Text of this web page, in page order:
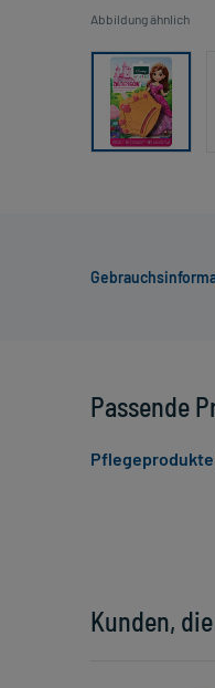
Abbildung ähnlich
Kunden,
Passende